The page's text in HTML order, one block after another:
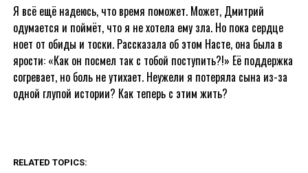
Я всё ещё надеюсь, что время поможет. Может, Дмитрий
одумается и поймёт, что я не хотела ему зла. Но пока сердце
ноет от обиды и тоски. Рассказала об этом Насте, она была в
ярости: «Как он посмел так с тобой поступить?!» Её поддержка
согревает, но боль не утихает. Неужели я потеряла сына из-за
одной глупой истории? Как теперь с этим жить?
RELATED TOPICS: